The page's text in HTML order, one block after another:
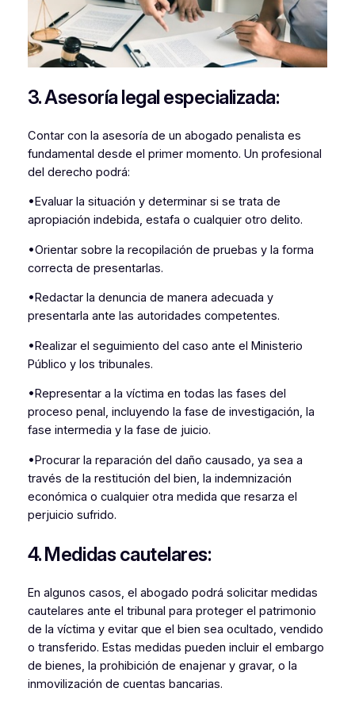
3. Asesoría legal especializada:
Contar con la asesoría de un abogado penalista es
fundamental desde el primer momento. Un profesional
del derecho podrá:
•Evaluar la situación y determinar si se trata de
apropiación indebida, estafa o cualquier otro delito.
•Orientar sobre la recopilación de pruebas y la forma
correcta de presentarlas.
•Redactar la denuncia de manera adecuada y
presentarla ante las autoridades competentes.
•Realizar el seguimiento del caso ante el Ministerio
Público y los tribunales.
•Representar a la víctima en todas las fases del
proceso penal, incluyendo la fase de investigación, la
fase intermedia y la fase de juicio.
•Procurar la reparación del daño causado, ya sea a
través de la restitución del bien, la indemnización
económica o cualquier otra medida que resarza el
perjuicio sufrido.
4. Medidas cautelares:
En algunos casos, el abogado podrá solicitar medidas
cautelares ante el tribunal para proteger el patrimonio
de la víctima y evitar que el bien sea ocultado, vendido
o transferido. Estas medidas pueden incluir el embargo
de bienes, la prohibición de enajenar y gravar, o la
inmovilización de cuentas bancarias.